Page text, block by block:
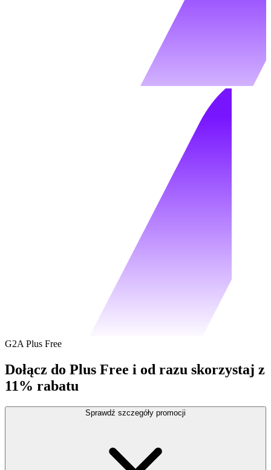
G2A Plus Free
Dołącz do Plus Free i od razu skorzystaj z
11% rabatu
Sprawdź szczegóły promocji